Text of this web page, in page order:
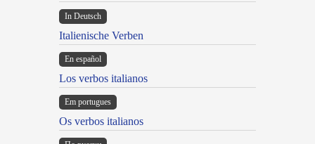
In Deutsch
Italienische Verben
En español
Los verbos italianos
Em portugues
Os verbos italianos